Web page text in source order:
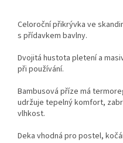
Celoroční přikrývka ve
s přídavkem bavlny.
Dvojitá hustota pletení a
při používání.
Bambusová příze má
udržuje tepelný komfort,
vlhkost.
Deka vhodná pro postel,